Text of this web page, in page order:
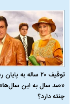
توقیف ۲۰ ساله به
«صد سال به این
چنته دارد؟